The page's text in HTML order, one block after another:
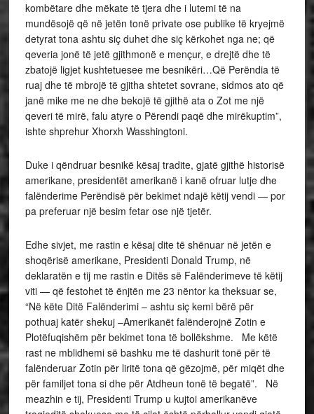
kombëtare dhe mëkate të tjera dhe i lutemi të na
mundësojë që në jetën tonë private ose publike të kryejmë
detyrat tona ashtu siç duhet dhe siç kërkohet nga ne; që
qeveria jonë të jetë gjithmonë e mençur, e drejtë dhe të
zbatojë ligjet kushtetuesee me besnikëri…Që Perëndia të
ruaj dhe të mbrojë të gjitha shtetet sovrane, sidmos ato që
janë mike me ne dhe bekojë të gjithë ata o Zot me një
qeveri të mirë, falu atyre o Përendi paqë dhe mirëkuptim”,
ishte shprehur Xhorxh Wasshingtoni.
Duke i qëndruar besnikë kësaj tradite, gjatë gjithë historisë
amerikane, presidentët amerikanë i kanë ofruar lutje dhe
falënderime Perëndisë për bekimet ndajë këtij vendi — por
pa preferuar një besim fetar ose një tjetër.
Edhe sivjet, me rastin e kësaj dite të shënuar në jetën e
shoqërisë amerikane, Presidenti Donald Trump, në
deklaratën e tij me rastin e Ditës së Falënderimeve të këtij
viti — që festohet të ënjtën me 23 nëntor ka theksuar se,
“Në këte Ditë Falënderimi – ashtu siç kemi bërë për
pothuaj katër shekuj –Amerikanët falënderojnë Zotin e
Plotëfuqishëm për bekimet tona të bollëkshme. Me këtë
rast ne mblidhemi së bashku me të dashurit tonë për të
falënderuar Zotin për liritë tona që gëzojmë, për miqët dhe
për familjet tona si dhe për Atdheun tonë të begatë”. Në
meazhin e tij, Presidenti Trump u kujtoi amerikanëve